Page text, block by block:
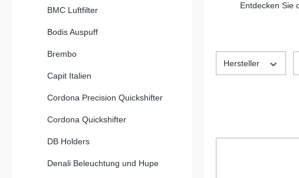
BMC Luftfilter
Bodis Auspuff
Brembo
Capit Italien
Cordona Precision Quickshifter
Cordona Quickshifter
DB Holders
Denali Beleuchtung und Hupe
Entdecken Sie
Hersteller